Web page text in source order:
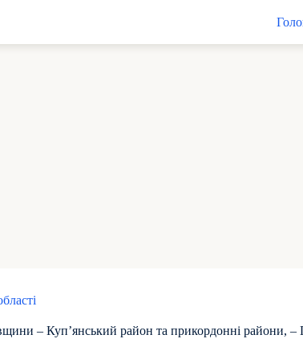
– Куп’янський район та прикордонні райони, –